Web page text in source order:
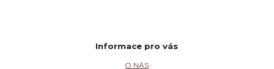
Informace pro vás
O NÁS